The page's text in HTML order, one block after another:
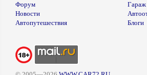
Форум
Новости
Автопутешествия
Гараж
Блоги